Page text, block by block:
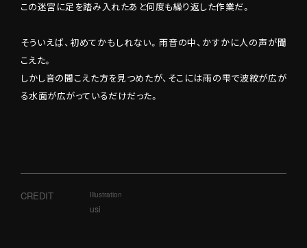
この迷宮に足を踏み入れたあと何度も繰り返した作業だ。
そういえば、初めてかもしれない。雨音の中、かすかに人の声が聞
こえた。
しかし音の聞こえた方を見つめたが、そこには雨の雫で波紋が広が
る水面が広がっているだけだった。
Illustration
usi